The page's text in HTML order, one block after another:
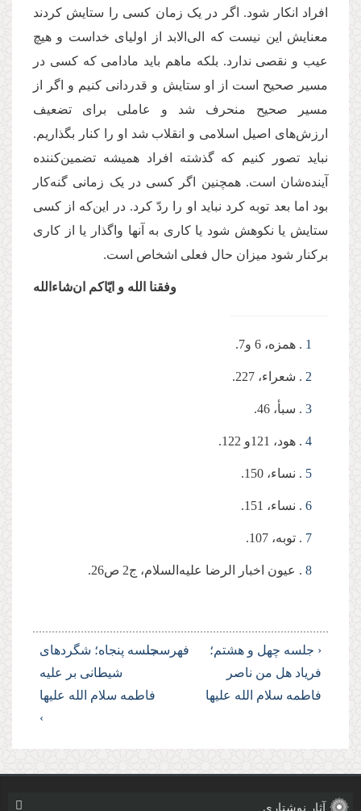
افراد انکار شود. اگر در یک زمان کسی را ستایش کردند
معنایش این نیست که الی‌الابد از اولیای خداست و هیچ
عیب و نقصی ندارد. بلکه ماهم باید مادامی که کسی در
مسیر صحیح است از او ستایش و قدردانی کنیم و اگر از
مسیر صحیح منحرف شد و عاملی برای تضعیف
ارزش‌های اصیل اسلامی و انقلاب شد او را کنار بگذاریم.
نباید تصور کنیم که گذشته افراد همیشه تضمین‌کننده
آینده‌شان است. همچنین اگر کسی در یک زمانی گنه‌کار
بود اما بعد توبه کرد نباید او را ردّ کرد. در این‌که از کسی
ستایش یا نکوهش شود یا کاری به آنها واگذار یا از کاری
برکنار شود میزان حال فعلی اشخاص است.
وفقنا الله و ایّاکم ان‌شاءالله
1 . همزه، 6 و7.
2 . شعراء، 227.
3 . سبأ، 46.
4 . هود، 121و 122.
5 . نساء، 150.
6 . نساء، 151.
7 . توبه، 107.
8 . عیون اخبار الرضا علیه‌السلام، ج2 ص26.
‹ جلسه چهل و هشتم؛
فریاد هل من ناصر
فاطمه سلام الله علیها
فهرستجلسه پنجاه؛ شگردهای
شیطانی بر علیه
فاطمه سلام الله علیها
›
آثار نوشتاری